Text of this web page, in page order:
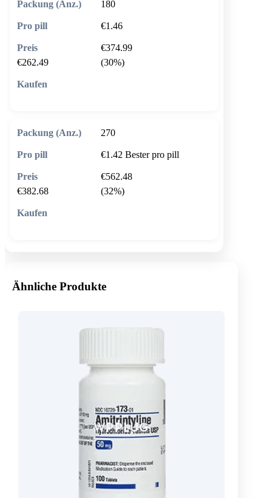
180
€1.46
€374.99
€262.49
(30%)
270
€1.42 Bester pro pill
€562.48
€382.68
(32%)
Ähnliche Produkte